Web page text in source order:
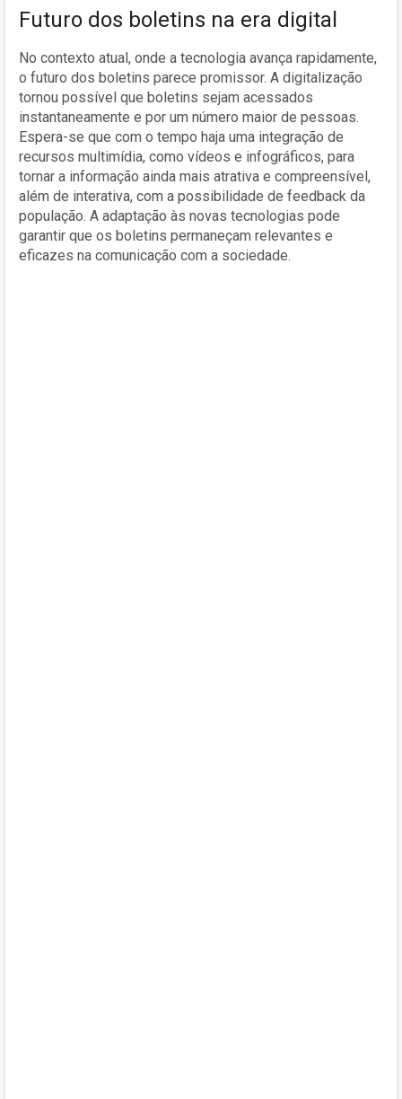
Futuro dos boletins na era digital
No contexto atual, onde a tecnologia avança rapidamente,
o futuro dos boletins parece promissor. A digitalização
tornou possível que boletins sejam acessados
instantaneamente e por um número maior de pessoas.
Espera-se que com o tempo haja uma integração de
recursos multimídia, como vídeos e infográficos, para
tornar a informação ainda mais atrativa e compreensível,
além de interativa, com a possibilidade de feedback da
população. A adaptação às novas tecnologias pode
garantir que os boletins permaneçam relevantes e
eficazes na comunicação com a sociedade.